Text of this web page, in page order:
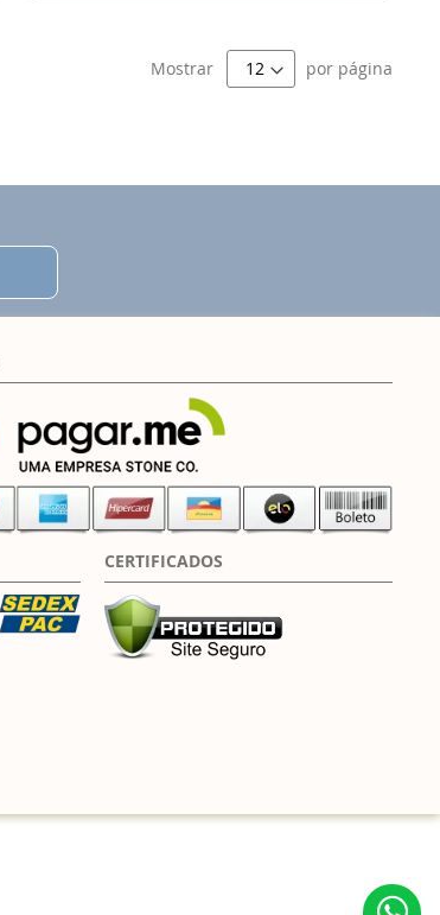
Mostrar por página
CERTIFICADOS